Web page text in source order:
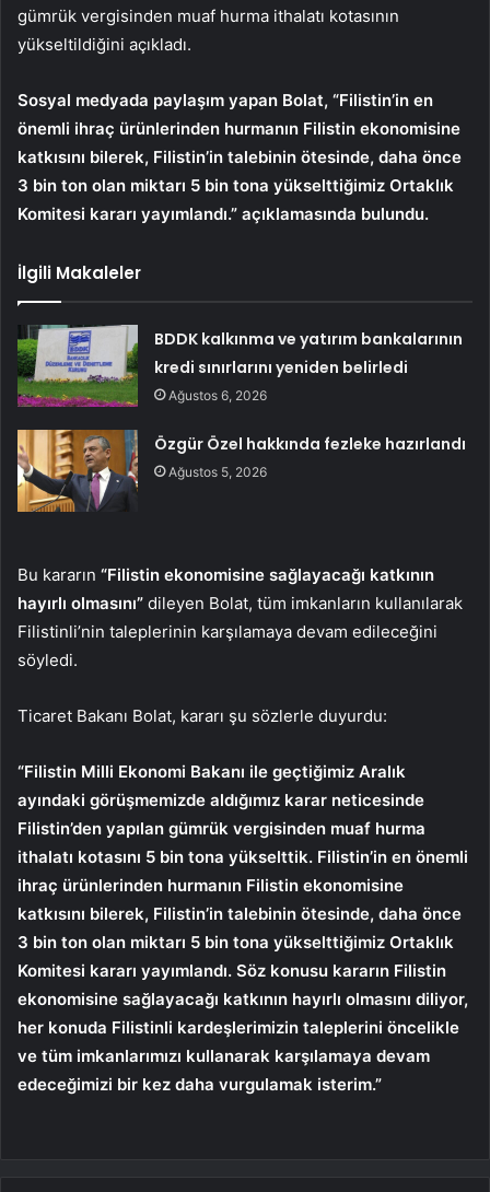
gümrük vergisinden muaf hurma ithalatı kotasının
yükseltildiğini açıkladı.
Sosyal medyada paylaşım yapan Bolat, “Filistin’in en
önemli ihraç ürünlerinden hurmanın Filistin ekonomisine
katkısını bilerek, Filistin’in talebinin ötesinde, daha önce
3 bin ton olan miktarı 5 bin tona yükselttiğimiz Ortaklık
Komitesi kararı yayımlandı.” açıklamasında bulundu.
İlgili Makaleler
BDDK kalkınma ve yatırım bankalarının
kredi sınırlarını yeniden belirledi
Ağustos 6, 2026
Özgür Özel hakkında fezleke hazırlandı
Ağustos 5, 2026
Bu kararın “Filistin ekonomisine sağlayacağı katkının
hayırlı olmasını” dileyen Bolat, tüm imkanların kullanılarak
Filistinli’nin taleplerinin karşılamaya devam edileceğini
söyledi.
Ticaret Bakanı Bolat, kararı şu sözlerle duyurdu:
“Filistin Milli Ekonomi Bakanı ile geçtiğimiz Aralık
ayındaki görüşmemizde aldığımız karar neticesinde
Filistin’den yapılan gümrük vergisinden muaf hurma
ithalatı kotasını 5 bin tona yükselttik. Filistin’in en önemli
ihraç ürünlerinden hurmanın Filistin ekonomisine
katkısını bilerek, Filistin’in talebinin ötesinde, daha önce
3 bin ton olan miktarı 5 bin tona yükselttiğimiz Ortaklık
Komitesi kararı yayımlandı. Söz konusu kararın Filistin
ekonomisine sağlayacağı katkının hayırlı olmasını diliyor,
her konuda Filistinli kardeşlerimizin taleplerini öncelikle
ve tüm imkanlarımızı kullanarak karşılamaya devam
edeceğimizi bir kez daha vurgulamak isterim.”